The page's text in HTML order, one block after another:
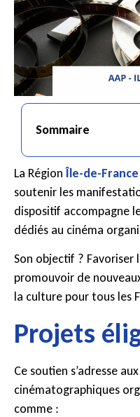
Sommaire
La RégionÎle-de-France
soutenir les
dispositif accompagne
dédiés au cinéma
Son objectif ? Favoriser
promouvoir de
la culture pour tous les
Projets
Ce soutien s’adresse
cinématographiques
comme :